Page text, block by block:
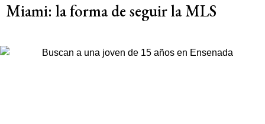
Miami: la forma de seguir la MLS